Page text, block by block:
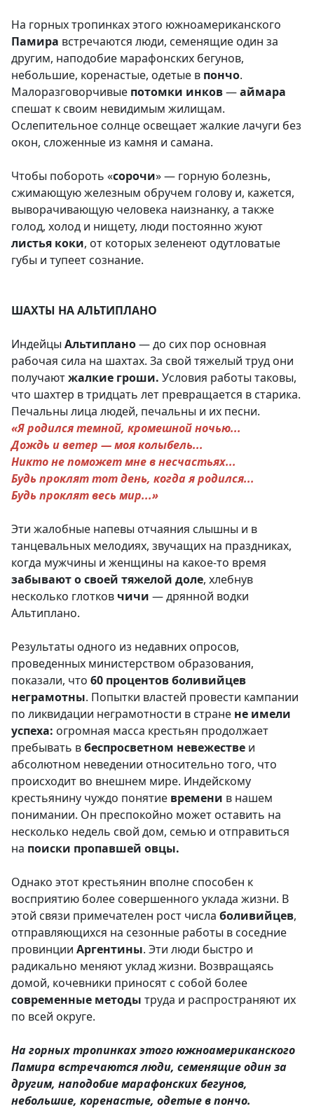
На горных тропинках этого южноамериканского
Памира встречаются люди, семенящие один за
другим, наподобие марафонских бегунов,
небольшие, коренастые, одетые в пончо.
Малоразговорчивые потомки инков—аймара
спешат к своим невидимым жилищам.
Ослепительное солнце освещает жалкие лачуги без
окон, сложенные из камня и самана.
Чтобы побороть «сорочи» — горную болезнь,
сжимающую железным обручем голову и, кажется,
выворачивающую человека наизнанку, а также
голод, холод и нищету, люди постоянно жуют
листья коки, от которых зеленеют одутловатые
губы и тупеет сознание.
ШАХТЫ НА АЛЬТИПЛАНО
Индейцы Альтиплано— до сих пор основная
рабочая сила на шахтах. За свой тяжелый труд они
получаютжалкие гроши. Условия работы таковы,
что шахтер в тридцать лет превращается в старика.
Печальны лица людей, печальны и их песни.
«Я родился темной, кромешной ночью...
Дождь и ветер — моя колыбель...
Никто не поможет мне в несчастьях...
Будь проклят тот день, когда я родился...
Будь проклят весь мир...»
Эти жалобные напевы отчаяния слышны и в
танцевальных мелодиях, звучащих на праздниках,
когда мужчины и женщины на какое-то время
забывают о своей тяжелой доле, хлебнув
несколько глотков чичи — дрянной водки
Альтиплано.
Результаты одного из недавних опросов,
проведенных министерством образования,
показали, что 60 процентов боливийцев
неграмотны. Попытки властей провести кампании
по ликвидации неграмотности в стране не имели
успеха: огромная масса крестьян продолжает
пребывать вбеспросветном невежестве и
абсолютном неведении относительно того, что
происходит во внешнем мире. Индейскому
крестьянину чуждо понятие времени в нашем
понимании. Он преспокойно может оставить на
несколько недель свой дом, семью и отправиться
на поиски пропавшей овцы.
Однако этот крестьянин вполне способен к
восприятию более совершенного уклада жизни. В
этой связи примечателен рост числа боливийцев,
отправляющихся на сезонные работы в соседние
провинции Аргентины. Эти люди быстро и
радикально меняют уклад жизни. Возвращаясь
домой, кочевники приносят с собой более
современные методы труда и распространяют их
по всей округе.
На горных тропинках этого южноамериканского
Памира встречаются люди, семенящие один за
другим, наподобие марафонских бегунов,
небольшие, коренастые, одетые в пончо.